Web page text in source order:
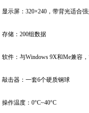
显示屏：320×240，带背光适合
存储：200组数据
软件：与Windows 9X和Me兼容
敲击器：一套6个硬质钢球
操作温度：0°C~40°C